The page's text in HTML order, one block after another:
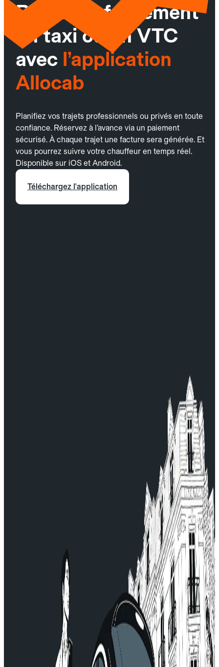
Réservez facilement
un taxi ou un VTC
avec l’application
Allocab
Planifiez vos trajets professionnels ou privés en toute
confiance. Réservez à l’avance via un paiement
sécurisé. À chaque trajet une facture sera générée. Et
vous pourrez suivre votre chauffeur en temps réel.
Disponible sur iOS et Android.
Téléchargez l'application